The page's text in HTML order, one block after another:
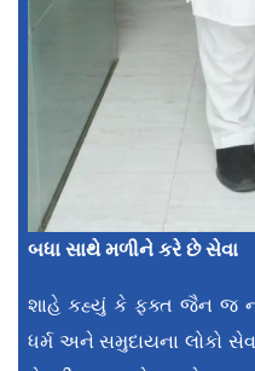
બધા સાથે મળીને કરે છે સેવા
શાહે કહ્યું કે ફક્ત જૈન જ
ધર્મ અને સમુદાયના લોકો